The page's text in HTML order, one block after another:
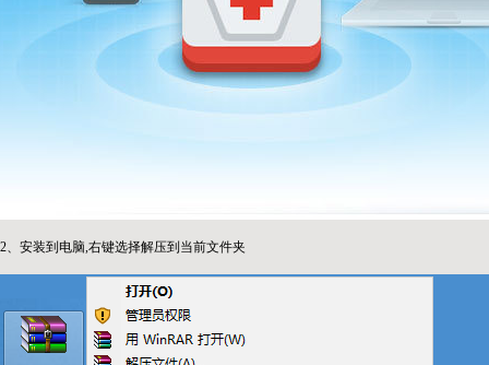
2、安装到电脑,右键选择解压到当前文件夹